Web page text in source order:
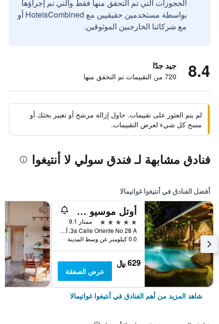
الحجوزات التي تم التحقق منها فقط والتي تم إجراؤها
بواسطة مستخدمين حقيقيين مع HotelsCombined أو
مع شركائنا الخارجيين الموثوقين.
8.4 جيد جدًا
720 من التقييمات تم التحقق منها
لم يتم العثور على تقييمات. حاول إزالة مرشح أو تغيير بحثك أو
مسح كل شيء لعرض التقييمات.
فنادق مشابهة لـ فندق سولي لا أنتيغوا
أفضل الفنادق في أنتيغوا غواتيمالا
أوتل موسيو سبا كاسا سانتو دومينجو
5 نجوم
ممتاز 9.1
3a Calle Oriente No 28 A, أنتيغوا غواتيمالا, غواتيمالا
0.0 كيلومتر عن وسط المدينة
629 ﷼
عرض الصفقة
شاهد المزيد من أهم الفنادق في أنتيغوا غواتيمالا